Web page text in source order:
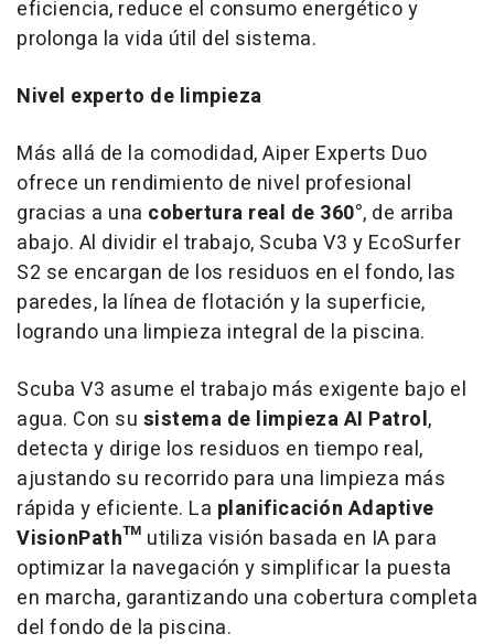
eficiencia, reduce el consumo energético y
prolonga la vida útil del sistema.
Nivel experto de limpieza
Más allá de la comodidad, Aiper Experts Duo
ofrece un rendimiento de nivel profesional
gracias a una cobertura real de 360°, de arriba
abajo. Al dividir el trabajo, Scuba V3 y EcoSurfer
S2 se encargan de los residuos en el fondo, las
paredes, la línea de flotación y la superficie,
logrando una limpieza integral de la piscina.
Scuba V3 asume el trabajo más exigente bajo el
agua. Con su sistema de limpieza AI Patrol,
detecta y dirige los residuos en tiempo real,
ajustando su recorrido para una limpieza más
rápida y eficiente. La planificación Adaptive
VisionPath™ utiliza visión basada en IA para
optimizar la navegación y simplificar la puesta
en marcha, garantizando una cobertura completa
del fondo de la piscina.